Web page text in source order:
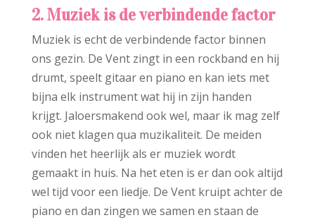
2. Muziek is de verbindende factor
Muziek is echt de verbindende factor binnen
ons gezin. De Vent zingt in een rockband en hij
drumt, speelt gitaar en piano en kan iets met
bijna elk instrument wat hij in zijn handen
krijgt. Jaloersmakend ook wel, maar ik mag zelf
ook niet klagen qua muzikaliteit. De meiden
vinden het heerlijk als er muziek wordt
gemaakt in huis. Na het eten is er dan ook altijd
wel tijd voor een liedje. De Vent kruipt achter de
piano en dan zingen we samen en staan de